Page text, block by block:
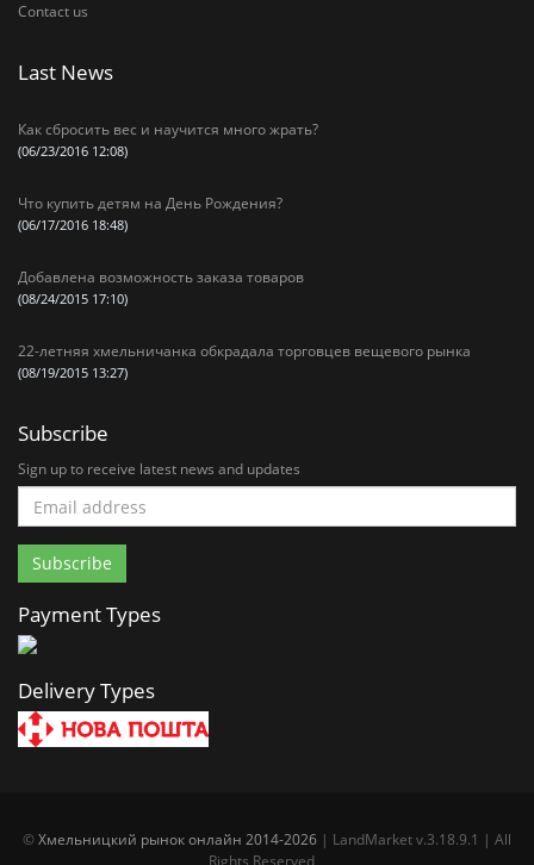
Contact us
Last News
Как сбросить вес и научится много жрать?
(06/23/2016 12:08)
Что купить детям на День Рождения?
(06/17/2016 18:48)
Добавлена возможность заказа товаров
(08/24/2015 17:10)
22-летняя хмельничанка обкрадала торговцев вещевого рынка
(08/19/2015 13:27)
Subscribe
Sign up to receive latest news and updates
Payment Types
Delivery Types
©Хмельницкий рынок онлайн 2014-2026 | LandMarket v.3.18.9.1 | All